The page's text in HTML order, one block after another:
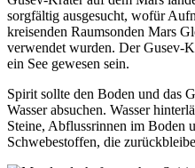
sorgfältig ausgesucht, wofür
kreisenden Raumsonden Mars
verwendet wurden. Der Gusev-
ein See gewesen sein.
Spirit sollte den Boden und das
Wasser absuchen. Wasser
Steine, Abflussrinnen im Boden
Schwebestoffen, die